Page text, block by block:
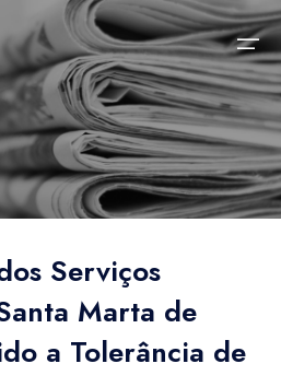
Serviços
Marta de
a Tolerância de